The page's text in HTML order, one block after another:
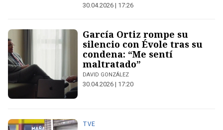
30.04.2026 | 17:26
García Ortiz rompe su
silencio con Évole tras su
condena: “Me sentí
maltratado”
DAVID GONZÁLEZ
30.04.2026 | 17:20
TVE